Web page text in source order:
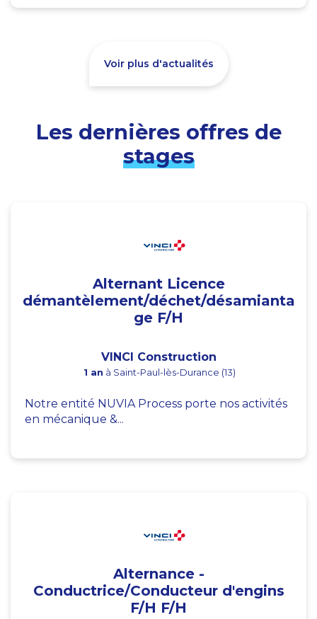
Voir plus d'actualités
Les dernières offres de
stages
Alternant Licence
démantèlement/déchet/désamianta
ge F/H
VINCI Construction
1 an à Saint-Paul-lès-Durance (13)
Notre entité NUVIA Process porte nos activités
en mécanique &...
Alternance -
Conductrice/Conducteur d'engins
F/H F/H